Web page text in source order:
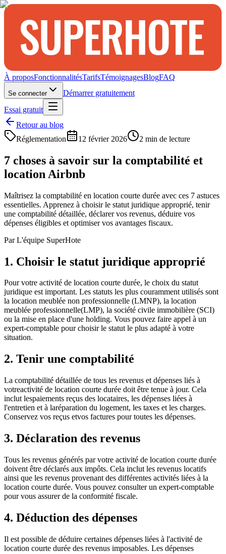
À proposFonctionnalitésTarifsTémoignagesBlogFAQ
Se connecter
Démarrer gratuitement
Essai gratuit
Retour au blog
Réglementation
12 février 2026 2 min de lecture
7 choses à savoir sur la comptabilité et
location Airbnb
Maîtrisez la comptabilité en location courte durée avec ces 7 astuces
essentielles. Apprenez à choisir le statut juridique approprié, tenir
une comptabilité détaillée, déclarer vos revenus, déduire vos
dépenses éligibles et optimiser vos avantages fiscaux.
ParL'équipe SuperHote
1. Choisir le statut juridique approprié
Pour votre activité de location courte durée, le choix du statut
juridique est important. Les statuts les plus couramment utilisés sont
la location meublée non professionnelle (LMNP), la location
meublée professionnelle(LMP), la société civile immobilière (SCI)
ou la mise en place d'une holding. Vous pouvez faire appel à un
expert-comptable pour choisir le statut le plus adapté à votre
situation.
2. Tenir une comptabilité
La comptabilité détaillée de tous les revenus et dépenses liés à
votreactivité de location courte durée doit être tenue à jour. Cela
inclut lespaiements reçus des locataires, les dépenses liées à
l'entretien et à laréparation du logement, les taxes et les charges.
Conservez vos reçus etvos factures pour toutes les dépenses.
3. Déclaration des revenus
Tous les revenus générés par votre activité de location courte durée
doivent être déclarés aux impôts. Cela inclut les revenus locatifs
ainsi que les revenus provenant des différentes activités liées à la
location courte durée. Vous pouvez consulter un expert-comptable
pour vous assurer de la conformité fiscale.
4. Déduction des dépenses
Il est possible de déduire certaines dépenses liées à l'activité de
location courte durée des revenus imposables. Les dépenses